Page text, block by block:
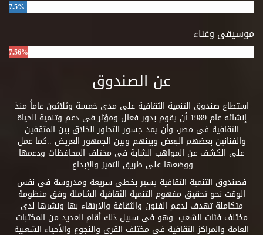
7.5%
موسيقى وغناء
7.56%
عن الصندوق
استطاع صندوق التنمية الثقافية على مدى خمسة وثلاثون عاماً منذ
إنشائه عام 1989 أن يقوم بدور فعال ومؤثر فى دعم وتنمية الحياة
الثقافية فى مصر، وأن يمد جسور التحاور الخلاق بين المثقفين
والفنانين بعضهم البعض وبينهم وبين الجمهور العريض ..كما عمل
على الكشف عن المواهب الشابة فى مختلف المحافظات ودعمها
ووضعها على طريق التميز والإبداع.
فصندوق التنمية الثقافية يسير بخطى سريعة ومدروسة فى نفس
الوقت نحو تحقيق مفهوم التنمية الثقافية الشاملة وفق منظومة
متكاملة تهدف لدعم الفنون والثقافة والارتقاء بها ونشرها لدى
مختلف فئات الشعب. وهو فى سبيل ذلك أقام العديد من المكتبات
العامة والمراكز الثقافية فى مختلف القرى والنجوع والأحياء الشعبية